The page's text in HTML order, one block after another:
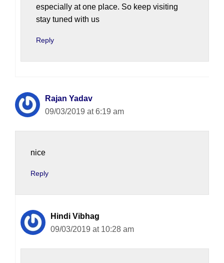
especially at one place. So keep visiting
stay tuned with us
Reply
Rajan Yadav
09/03/2019 at 6:19 am
nice
Reply
Hindi Vibhag
09/03/2019 at 10:28 am